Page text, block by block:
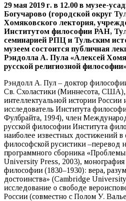
29 мая 2019 г. в 12.00 в музее-
Богучарово (городской округ
Хомяковского лектория,
Институтом философии РАН,
семинарией РПЦ и Тульским
музеем состоится публичная
Рэндолла А. Пула «Алексей
русской религиозной
Рэндолл А. Пул – доктор
Св. Схоластики (Миннесота, США),
интеллектуальной истории
исследователь Института
Фулбрайта, 1994), член
русской философии Института
наиболее известных достижений в
философской русистики –перевод
программного сборника
University Press, 2003), монография
философии (1830–1930): вера,
достоинства» (Cambridge
исследование о свободе
России (совместно с Полом У.